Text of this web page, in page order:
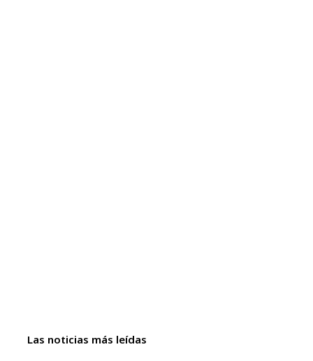
Las noticias más leídas